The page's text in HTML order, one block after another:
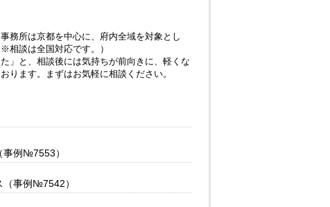
務所は京都を中心に、府内全域を対象とし
相談は全国対応です。）
」と、相談後には気持ちが前向きに、軽くな
ります。まずはお気軽に相談ください。
事例№7553）
（事例№7542）